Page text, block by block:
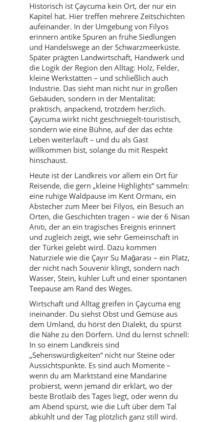
Historisch ist Çaycuma kein Ort, der nur ein
Kapitel hat. Hier treffen mehrere Zeitschichten
aufeinander. In der Umgebung von Filyos
erinnern antike Spuren an frühe Siedlungen
und Handelswege an der Schwarzmeerküste.
Später prägten Landwirtschaft, Handwerk und
die Logik der Region den Alltag: Holz, Felder,
kleine Werkstätten – und schließlich auch
Industrie. Das sieht man nicht nur in großen
Gebäuden, sondern in der Mentalität:
praktisch, anpackend, trotzdem herzlich.
Çaycuma wirkt nicht geschniegelt-touristisch,
sondern wie eine Bühne, auf der das echte
Leben weiterläuft – und du als Gast
willkommen bist, solange du mit Respekt
hinschaust.
Heute ist der Landkreis vor allem ein Ort für
Reisende, die gern „kleine Highlights“ sammeln:
eine ruhige Waldpause im Kent Ormanı, ein
Abstecher zum Meer bei Filyos, ein Besuch an
Orten, die Geschichten tragen – wie der 6 Nisan
Anıtı, der an ein tragisches Ereignis erinnert
und zugleich zeigt, wie sehr Gemeinschaft in
der Türkei gelebt wird. Dazu kommen
Naturziele wie die Çayır Su Mağarası – ein Platz,
der nicht nach Souvenir klingt, sondern nach
Wasser, Stein, kühler Luft und einer spontanen
Teepause am Rand des Weges.
Wirtschaft und Alltag greifen in Çaycuma eng
ineinander. Du siehst Obst und Gemüse aus
dem Umland, du hörst den Dialekt, du spürst
die Nähe zu den Dörfern. Und du lernst schnell:
In so einem Landkreis sind
„Sehenswürdigkeiten“ nicht nur Steine oder
Aussichtspunkte. Es sind auch Momente –
wenn du am Marktstand eine Mandarine
probierst, wenn jemand dir erklärt, wo der
beste Brotlaib des Tages liegt, oder wenn du
am Abend spürst, wie die Luft über dem Tal
abkühlt und der Tag plötzlich ganz still wird.